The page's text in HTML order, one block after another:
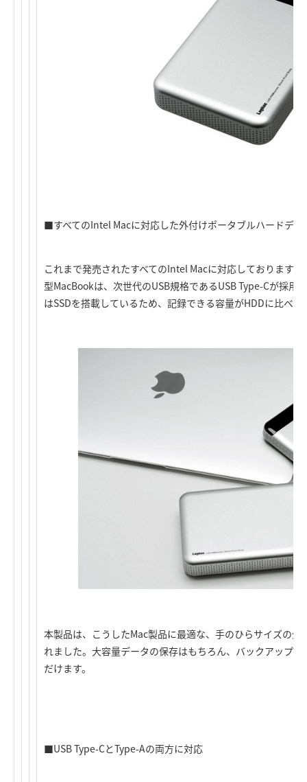
■すべてのIntel Macに対応した外付けポータブルハードディ
これまで発売されたすべてのIntel Macに対応しております
型MacBookは、次世代のUSB規格であるUSB Type-Cが採用
はSSDを搭載しているため、記録できる容量がHDDに比べ
本製品は、こうしたMac製品に最適な、手のひらサイズの
れました。大容量データの保存はもちろん、バックアップ
だけます。
■USB Type-CとType-Aの両方に対応